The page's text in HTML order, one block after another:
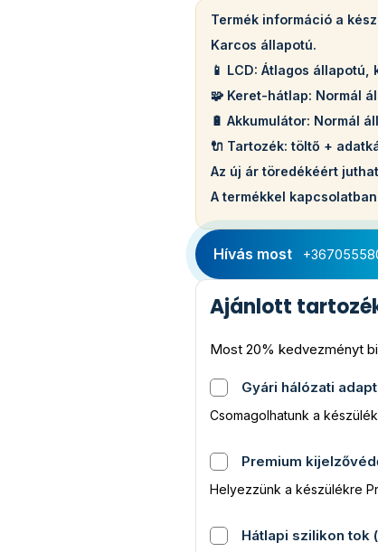
Termék információ a
Karcos állapotú.
📱 LCD: Átlagos
🧩 Keret-hátlap: Normál
🔋 Akkumulátor: Normál
🔌 Tartozék: töltő +
Az új ár töredékéért
A termékkel
Hívás most
Ajánlott
Most 20% kedvezményt
Gyári hálózati
Csomagolhatunk a
Premium
Helyezzünk a készülékre
Hátlapi szilikon tok (